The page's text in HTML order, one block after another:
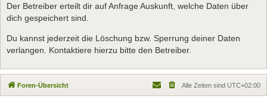
Der Betreiber erteilt dir auf Anfrage Auskunft, welche Daten über
dich gespeichert sind.
Du kannst jederzeit die Löschung bzw. Sperrung deiner Daten
verlangen. Kontaktiere hierzu bitte den Betreiber.
Foren-Übersicht Alle Zeiten sind UTC+02:00